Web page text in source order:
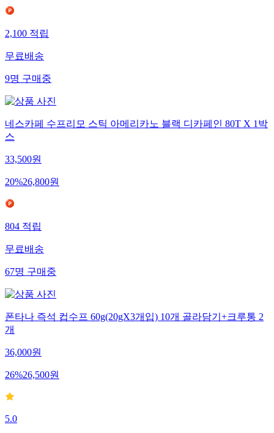
2,100적립
무료배송
9명구매중
네스카페 수프리모 스틱 아메리카노 블랙 디카페인 80T X 1박
스
33,500원
20%26,800원
804적립
무료배송
67명구매중
폰타나 즉석 컵수프 60g(20gX3개입) 10개 골라담기+크루통 2
개
36,000원
26%26,500원
5.0